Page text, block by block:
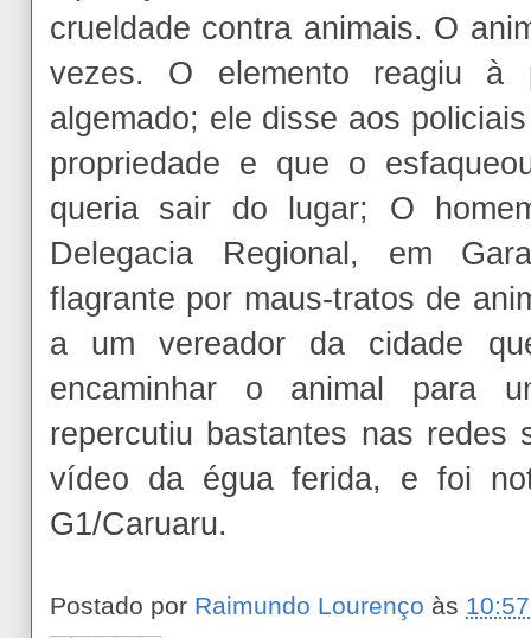
crueldade contra animais. O
vezes. O elemento reagiu
algemado; ele disse aos
propriedade e que o
queria sair do lugar; O
Delegacia Regional, em
flagrante por maus-tratos de
a um vereador da cidade
encaminhar o animal para
repercutiu bastantes nas redes
vídeo da égua ferida, e foi
G1/Caruaru.
Postado por Raimundo Lourenço às 10:57